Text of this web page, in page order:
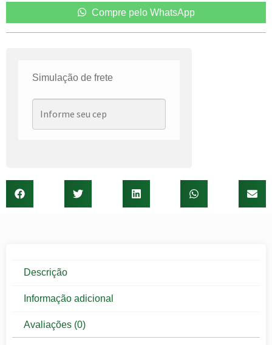
Compre pelo WhatsApp
Simulação de frete
Descrição
Informação adicional
Avaliações (0)